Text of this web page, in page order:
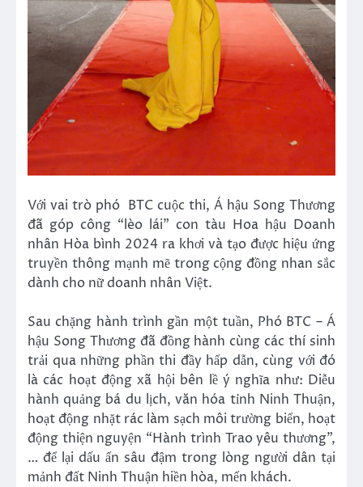
Với vai trò phó BTC cuộc thi, Á hậu Song Thương
đã góp công “lèo lái” con tàu Hoa hậu Doanh
nhân Hòa bình 2024 ra khơi và tạo được hiệu ứng
truyền thông mạnh mẽ trong cộng đồng nhan sắc
dành cho nữ doanh nhân Việt.
Sau chặng hành trình gần một tuần, Phó BTC – Á
hậu Song Thương đã đồng hành cùng các thí sinh
trải qua những phần thi đầy hấp dẫn, cùng với đó
là các hoạt động xã hội bên lề ý nghĩa như: Diễu
hành quảng bá du lịch, văn hóa tỉnh Ninh Thuận,
hoạt động nhặt rác làm sạch môi trường biển, hoạt
động thiện nguyện “Hành trình Trao yêu thương”,
… để lại dấu ấn sâu đậm trong lòng người dân tại
mảnh đất Ninh Thuận hiền hòa, mến khách.